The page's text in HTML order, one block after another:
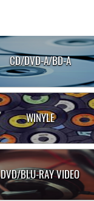
CD/DVD-A/BD-A
WINYLE
DVD/BLU-RAY VIDEO